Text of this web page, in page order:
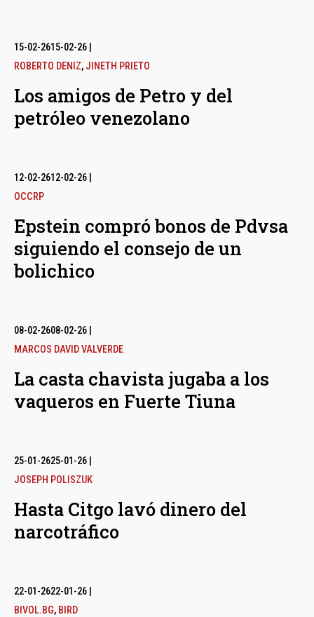
15-02-2615-02-26
ROBERTO DENIZ, JINETH PRIETO
Los amigos de Petro y del
petróleo venezolano
12-02-2612-02-26
OCCRP
Epstein compró bonos de Pdvsa
siguiendo el consejo de un
bolichico
08-02-2608-02-26
MARCOS DAVID VALVERDE
La casta chavista jugaba a los
vaqueros en Fuerte Tiuna
25-01-2625-01-26
JOSEPH POLISZUK
Hasta Citgo lavó dinero del
narcotráfico
22-01-2622-01-26
BIVOL.BG, BIRD